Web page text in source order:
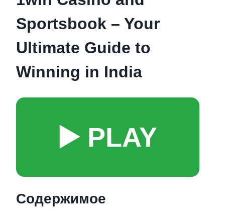
Sportsbook – Your
Ultimate Guide to
Winning in India
▶️ PLAY
Содержимое